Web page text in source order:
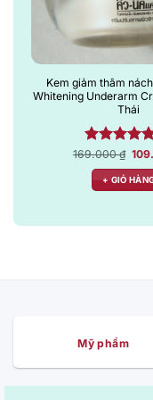
Kem giảm thâm
Whitening Underarm
Thái
Được xếp
hạng5.00
5 sao
169.000₫ Giá
là:
+ GIỎ
Mỹ phẩm